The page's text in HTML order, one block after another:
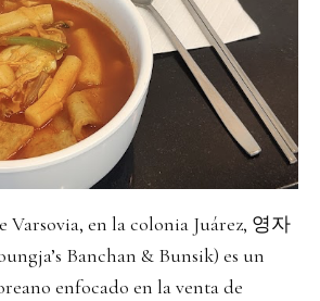
Varsovia, en la colonia Juárez, 영자
Banchan & Bunsik) es un
enfocado en la venta de